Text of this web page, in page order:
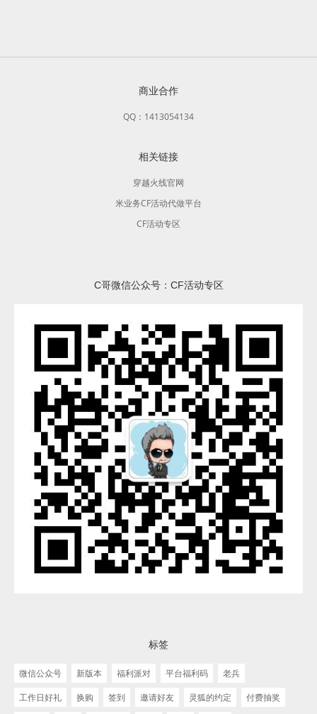
商业合作
QQ：1413054134
相关链接
穿越火线官网
米业务CF活动代做平台
CF活动专区
C哥微信公众号：CF活动专区
标签
微信公众号 新版本 福利派对 平台福利码
老兵
工作日好礼
换购 签到 邀请好友 灵狐的约定 付费抽奖